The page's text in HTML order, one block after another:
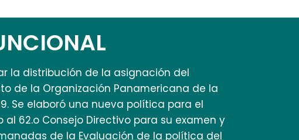
la distribución de la asignación del
de la Organización Panamericana de la
Se elaboró una nueva política para el
62.o Consejo Directivo para su examen y
de la Evaluación de la política del